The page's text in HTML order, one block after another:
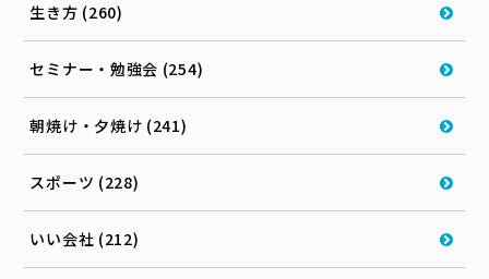
生き方 (260)
セミナー・勉強会 (254)
朝焼け・夕焼け (241)
スポーツ (228)
いい会社 (212)